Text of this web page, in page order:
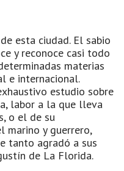
esta ciudad. El sabio
y reconoce casi todo
materias
e internacional.
estudio sobre
labor a la que lleva
o el de su
marino y guerrero,
tanto agradó a sus
de La Florida.